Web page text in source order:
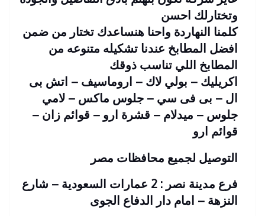
وتختارلك احسن
كلمنا النهاردة واحنا هنساعدك تختار من ضمن
افضل المطابخ عندنا تشكيله متنوعه من
المطابخ اللي تناسب ذوقك
اكريليك – بولي لاك – اروماسيف – اتش بى
ال – بى فى سي – جلوس ماكس – لامي
جلوس – ميدلام – قشرة ارو – قوائم زان –
قوائم ارو
التوصيل لجميع محافظات مصر
فرع مدينة نصر : 2 عمارات السعودية – شارع
النزهة – امام دار الدفاع الجوى